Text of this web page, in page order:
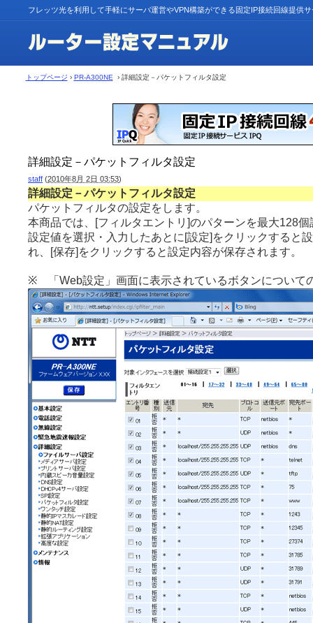
フレッツ光を利用して手軽にサーバ運営やVPN構築ができる固定IP接続回線提供
トップページ › PR-A300NE › 詳細設定－パケットフィルタ設定
詳細設定－パケットフィルタ設定
staff (2010年8月 2日 03:53)
詳細設定－パケットフィルタ設定
パケットフィルタの設定をします。
本商品では、[フィルタエントリ]のパターンを最大128
設定値を選択・入力したあとに[設定]をクリックすると
れ、[保存]をクリックすると設定内容が保存されます。
※ 「Web設定」画面に表示されているボタンについて